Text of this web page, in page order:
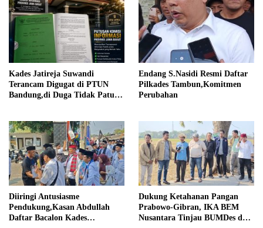
Kades Jatireja Suwandi
Terancam Digugat di PTUN
Bandung,di Duga Tidak Patuhi
Endang S.Nasidi Resmi Daftar
Pilkades Tambun,Komitmen
Perubahan
Diiringi Antusiasme
Pendukung,Kasan Abdullah
Daftar Bacalon Kades
Dukung Ketahanan Pangan
Prabowo-Gibran, IKA BEM
Nusantara Tinjau BUMDes dan